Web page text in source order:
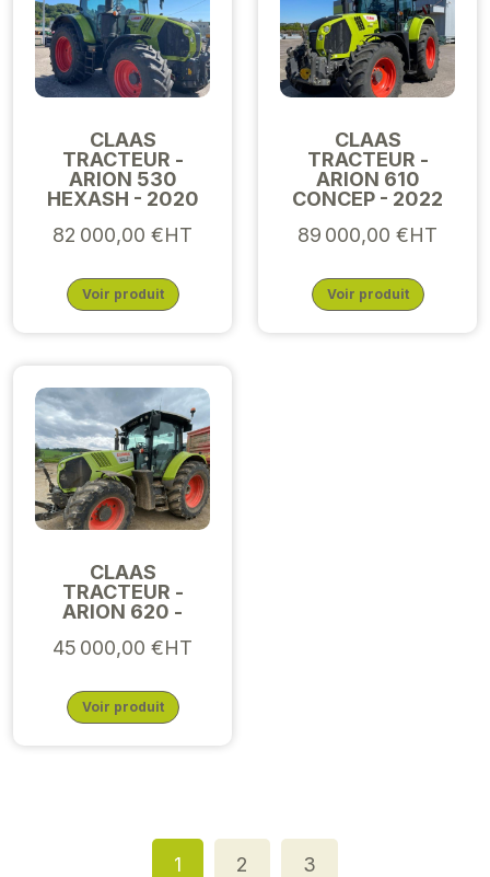
CLAAS
TRACTEUR -
ARION 530
HEXASH - 2020
82 000,00 €HT
Voir produit
CLAAS
TRACTEUR -
ARION 610
CONCEP - 2022
89 000,00 €HT
Voir produit
CLAAS
TRACTEUR -
ARION 620 -
45 000,00 €HT
Voir produit
1 2 3